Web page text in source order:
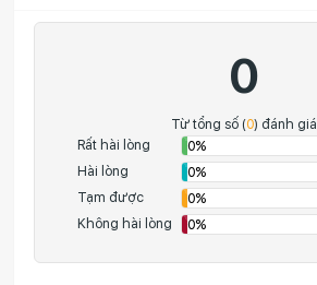
0
Từ tổng số (0) đánh giá
Rất hài lòng
0%
Hài lòng
0%
Tạm được
0%
Không hài lòng
0%